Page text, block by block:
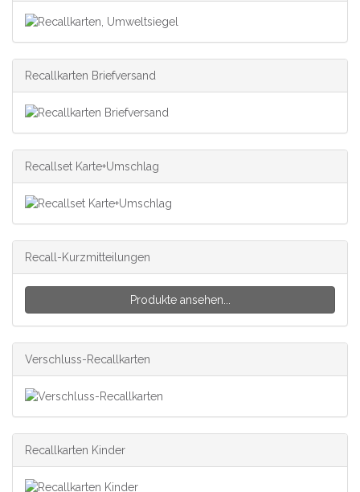
Recallkarten Briefversand
Recallset Karte+Umschlag
Recall-Kurzmitteilungen
Produkte ansehen...
Verschluss-Recallkarten
Recallkarten Kinder